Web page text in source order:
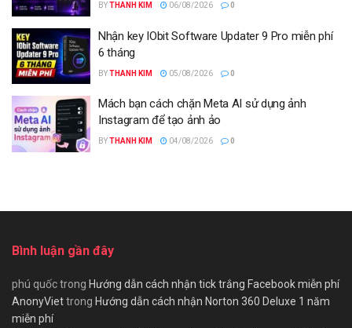
BYTHANH KIM 06/08/2026 0
Nhận key IObit Software Updater 9 Pro miễn phí
6 tháng
BYTHANH KIM 05/08/2026 0
Mách bạn cách chặn Meta AI sử dụng ảnh
Instagram để tạo ảnh ảo
BYTHANH KIM 04/08/2026 0
Bình luận gần đây
phú quốctrong Hướng dẫn cách nhận tick trắng Facebook miễn phí
AnonyViettrong Hướng dẫn cách nhận Norton 360 Deluxe 1 năm
miễn phí